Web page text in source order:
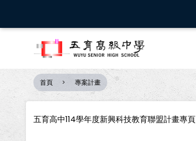
主
導
航
結
首頁 專案計畫
五育高中114學年度新興科技教育聯盟計畫專頁